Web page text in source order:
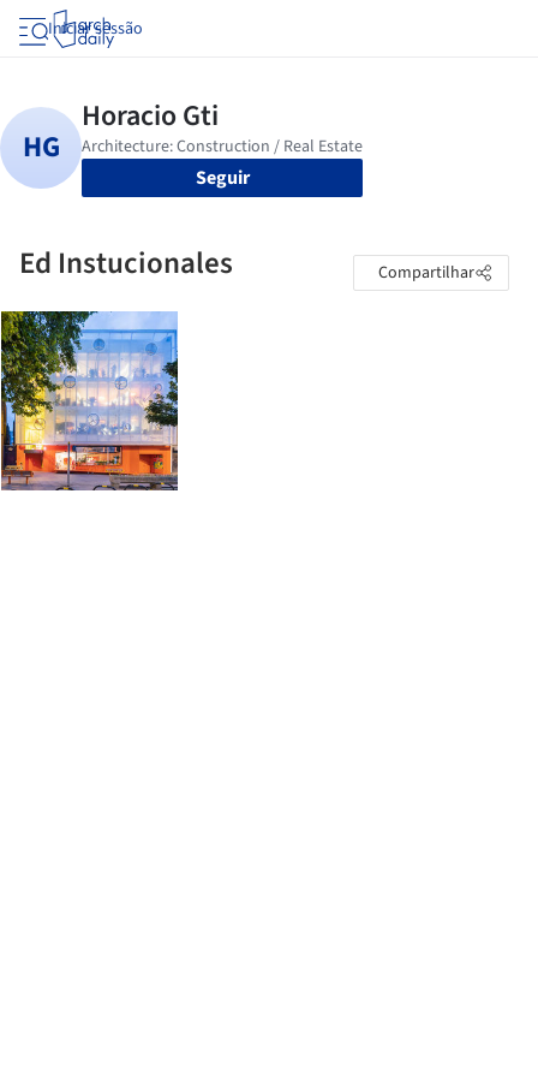
Iniciar sessão
Seguir
Ed Instucionales Compartilhar